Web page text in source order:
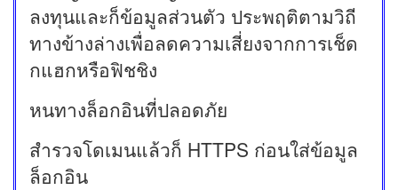
ลงทุนและก็ข้อมูลส่วนตัว ประพฤติตามวิถี
ทางข้างล่างเพื่อลดความเสี่ยงจากการเช็ด
กแฮกหรือฟิชชิง
หนทางล็อกอินที่ปลอดภัย
สำรวจโดเมนแล้วก็ HTTPS ก่อนใส่ข้อมูล
ล็อกอิน